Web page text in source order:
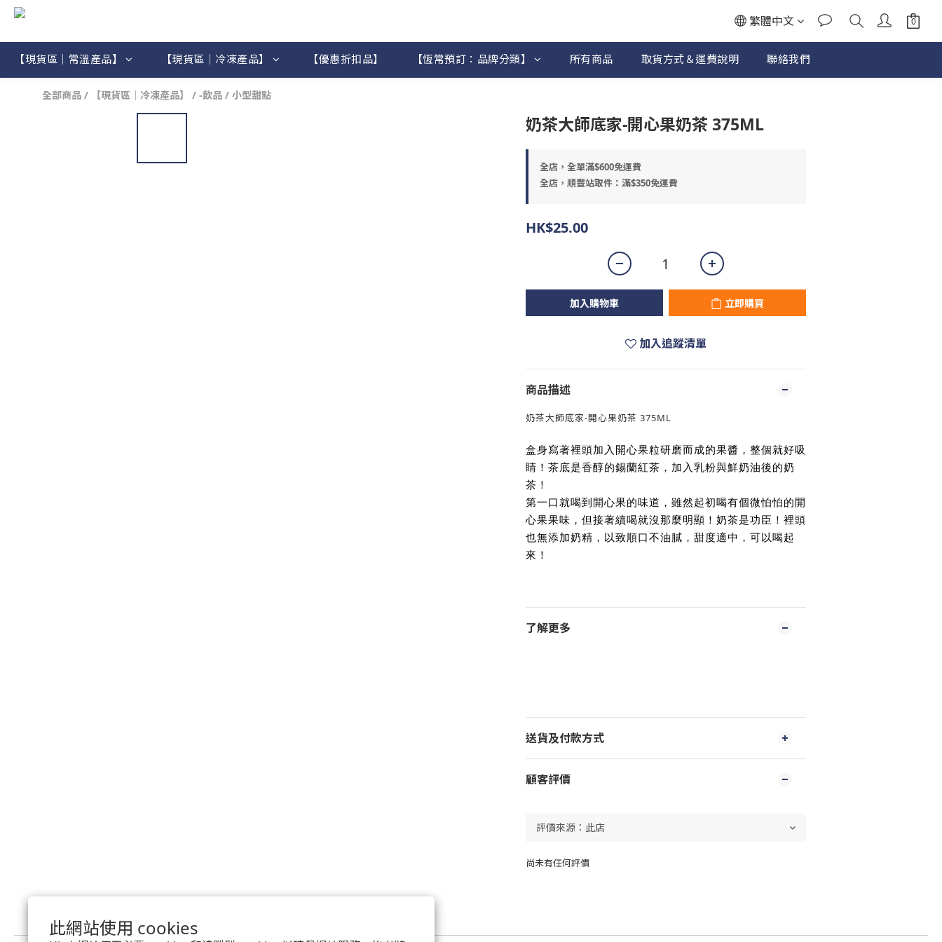
此網站使用 cookies
繁體中文
【現貨區｜常溫產品】 【現貨區｜冷凍產品】 【優惠折扣品】 【恆常預訂：品牌分類】 所有商品 取貨方式＆運費說明 聯絡我們
全部商品 / 【現貨區｜冷凍產品】 / -飲品 / 小型甜點
奶茶大師底家-開心果奶茶 375ML
全店，全單滿$600免運費
全店，順豐站取件：滿$350免運費
HK$25.00
加入購物車 立即購買
加入追蹤清單
商品描述
奶茶大師底家-開心果奶茶 375ML
盒身寫著裡頭加入開心果粒研磨而成的果醬，整個就好吸
睛！茶底是香醇的錫蘭紅茶，加入乳粉與鮮奶油後的奶
茶！
第一口就喝到開心果的味道，雖然起初喝有個微怕怕的開
心果果味，但接著續喝就沒那麼明顯！奶茶是功臣！裡頭
也無添加奶精，以致順口不油膩，甜度適中，可以喝起
來！
了解更多
送貨及付款方式
顧客評價
尚未有任何評價